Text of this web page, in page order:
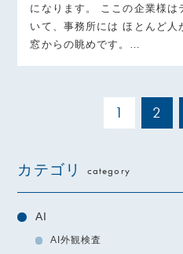
になります。 ここの企業様は
いて、事務所には ほとんど人
窓からの眺めです。…
1 2
カテゴリ category
AI
AI外観検査